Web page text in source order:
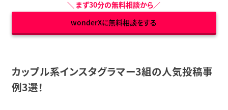
＼ まず30分の無料相談から／
wonderXに無料相談をする
カップル系インスタグラマー3組の人気投稿事
例3選！